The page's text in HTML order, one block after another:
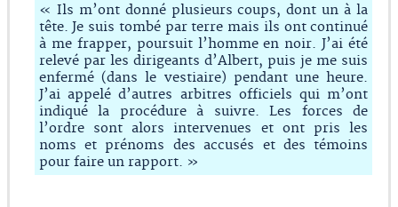
« Ils m’ont donné plusieurs coups, dont un à la
tête. Je suis tombé par terre mais ils ont continué
à me frapper, poursuit l’homme en noir. J’ai été
relevé par les dirigeants d’Albert, puis je me suis
enfermé (dans le vestiaire) pendant une heure.
J’ai appelé d’autres arbitres officiels qui m’ont
indiqué la procédure à suivre. Les forces de
l’ordre sont alors intervenues et ont pris les
noms et prénoms des accusés et des témoins
pour faire un rapport. »